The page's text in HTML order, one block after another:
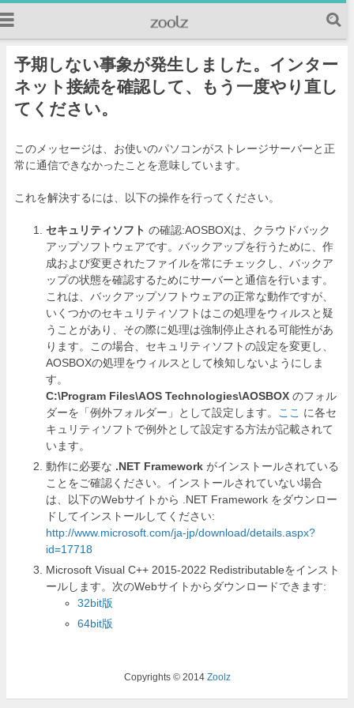
予期しない事象が発生しました。インター
ネット接続を確認して、もう一度やり直し
てください。
このメッセージは、お使いのパソコンがストレージサーバーと正
常に通信できなかったことを意味しています。
これを解決するには、以下の操作を行ってください。
セキュリティソフト の確認:AOSBOXは、クラウドバック
アップソフトウェアです。バックアップを行うために、作
成および変更されたファイルを常にチェックし、バックア
ップの状態を確認するためにサーバーと通信を行います。
これは、バックアップソフトウェアの正常な動作ですが、
いくつかのセキュリティソフトはこの処理をウィルスと疑
うことがあり、その際に処理は強制停止される可能性があ
ります。この場合、セキュリティソフトの設定を変更し、
AOSBOXの処理をウィルスとして検知しないようにしま
す。
C:\Program Files\AOS Technologies\AOSBOX のフォル
ダーを「例外フォルダー」として設定します。
ここ に各セ
キュリティソフトで例外として設定する方法が記載されて
います。
動作に必要な .NET Framework がインストールされている
ことをご確認ください。インストールされていない場合
は、以下のWebサイトから .NET Framework をダウンロー
ドしてインストールしてください:
http://www.microsoft.com/ja-jp/download/details.aspx?
id=17718
Microsoft Visual C++ 2015-2022 Redistributableをインスト
ールします。次のWebサイトからダウンロードできます:
32bit版
64bit版
Copyrights © 2014Zoolz